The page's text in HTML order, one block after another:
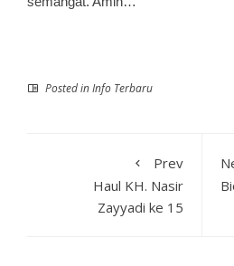
Posted inInfo Terbaru
Prev
Haul KH. Nasir
Zayyadi ke 15